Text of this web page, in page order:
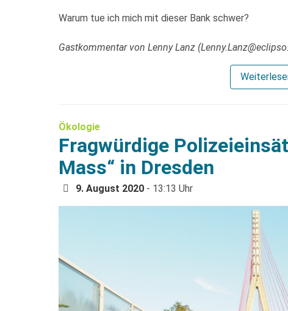
Warum tue ich mich mit dieser Bank schwer?
Gastkommentar von Lenny Lanz
Ökologie
Fragwürdige
Mass“ in Dresden
9. August 2020 - 13:13 Uhr